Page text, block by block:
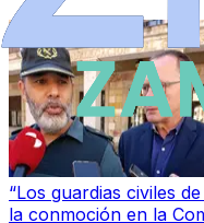
“Los guardias civiles
la conmoción en la